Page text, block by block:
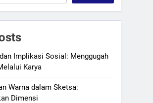
Implikasi Sosial: Menggugah
Karya
Warna dalam Sketsa:
Dimensi